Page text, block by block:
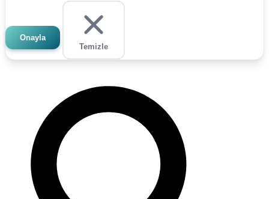
Onayla
Temizle